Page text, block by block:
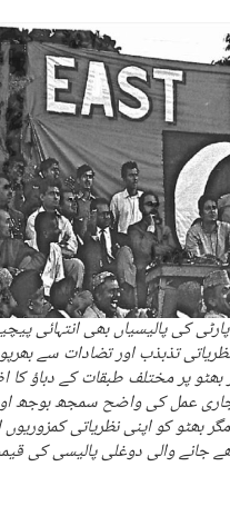
کی پالیسیاں بھی انتہائی
تذبذب اور تضادات سے
بھٹو پر مختلف طبقات کے دباؤ کا
عمل کی واضح سمجھ بوجھ
بھٹو کو اپنی نظریاتی کمزوریوں
جانے والی دوغلی پالیسی کی